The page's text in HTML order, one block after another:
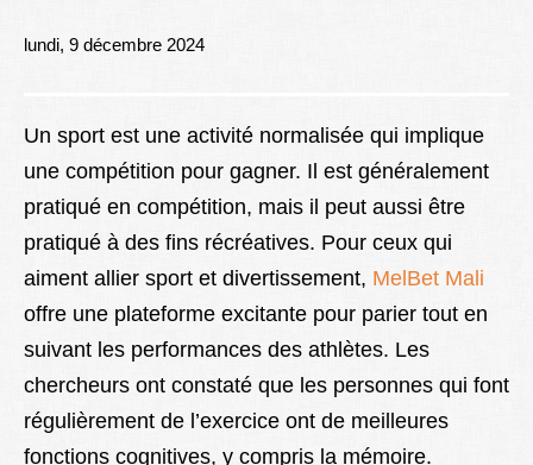
Better Health
lundi, 9 décembre 2024
Un sport est une activité normalisée qui implique
une compétition pour gagner. Il est généralement
pratiqué en compétition, mais il peut aussi être
pratiqué à des fins récréatives. Pour ceux qui
aiment allier sport et divertissement, MelBet Mali
offre une plateforme excitante pour parier tout en
suivant les performances des athlètes. Les
chercheurs ont constaté que les personnes qui font
régulièrement de l’exercice ont de meilleures
fonctions cognitives, y compris la mémoire.